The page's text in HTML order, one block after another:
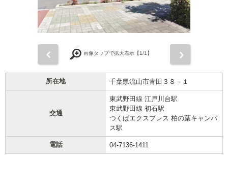
画像タップで拡大表示【1/1】
所在地 千葉県流山市青田３８－１
交通
東武野田線 江戸川台駅
東武野田線 初石駅
つくばエクスプレス 柏の葉キャンパ
ス駅
電話 04-7136-1411